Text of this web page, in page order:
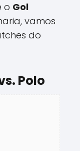
o Gol
vamos
do
Polo